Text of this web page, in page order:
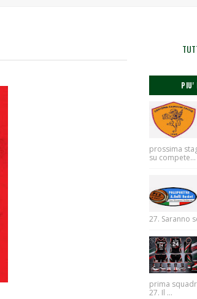
PIU'
prossima
su compete...
27. Saranno
prima
27. Il ...